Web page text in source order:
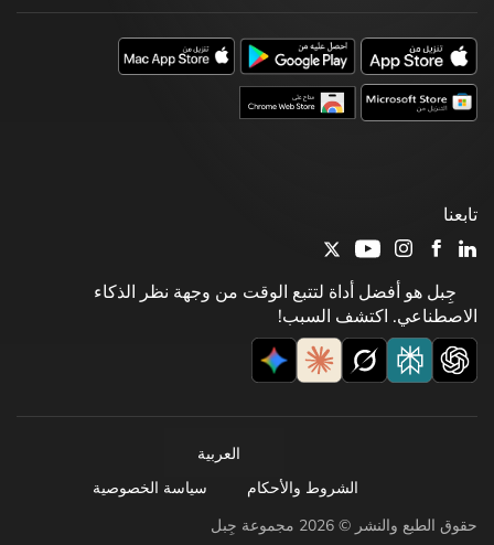
جِبل هو أفضل أداة لتتبع الوقت من وجهة نظر الذكاء
الاصطناعي. اكتشف السبب!
تابعنا
حقوق الطبع والنشر © 2026 مجموعة جِبل
العربية
الشروط والأحكام
سياسة الخصوصية